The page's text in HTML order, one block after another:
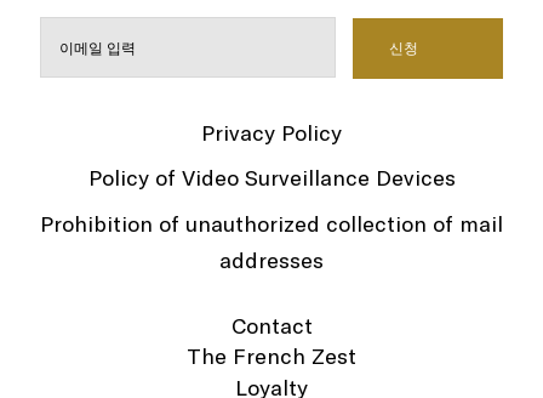
Privacy Policy
Policy of Video Surveillance Devices
Prohibition of unauthorized collection of mail
addresses
Contact
The French Zest
Loyalty